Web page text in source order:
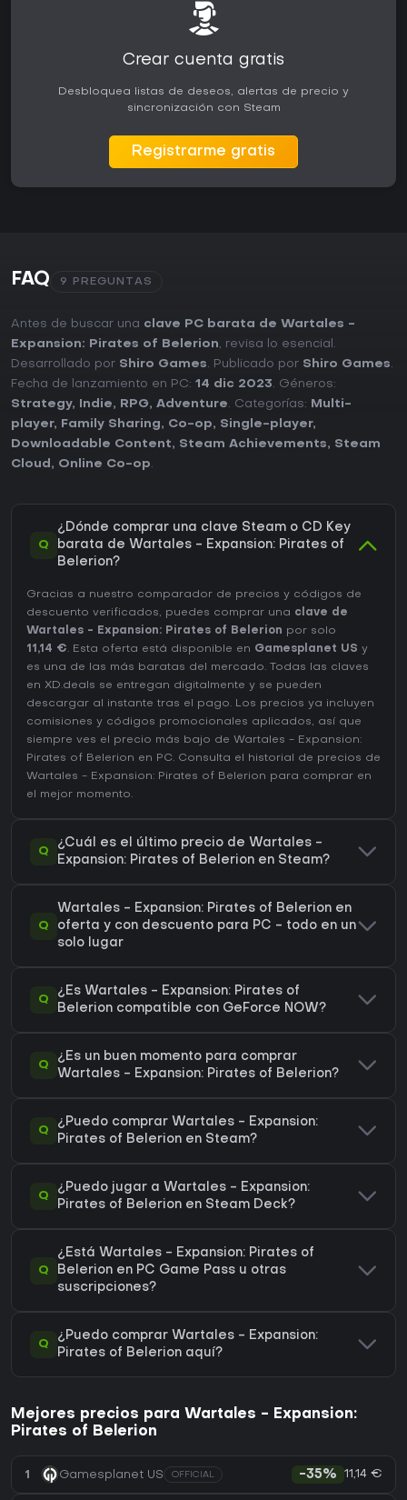
Crear cuenta gratis
Desbloquea listas de deseos, alertas de precio y
sincronización con Steam
Registrarme gratis
FAQ 9 PREGUNTAS
Antes de buscar una clave PC barata de Wartales -
Expansion: Pirates of Belerion, revisa lo esencial.
Desarrollado por Shiro Games. Publicado por Shiro Games.
Fecha de lanzamiento en PC: 14 dic 2023. Géneros:
Strategy, Indie, RPG, Adventure. Categorías:
Multi-
player, Family Sharing, Co-op, Single-player,
Downloadable Content, Steam Achievements, Steam
Cloud , Online Co-op.
Q
¿Dónde comprar una clave Steam o CD Key
barata de Wartales - Expansion: Pirates of
Belerion?
Gracias a nuestro comparador de precios y códigos de
descuento verificados, puedes comprar una clave de
Wartales - Expansion: Pirates of Belerion por solo
11,14 €. Esta oferta está disponible en Gamesplanet US y
es una de las más baratas del mercado. Todas las claves
en XD.deals se entregan digitalmente y se pueden
descargar al instante tras el pago. Los precios ya incluyen
comisiones y códigos promocionales aplicados, así que
siempre ves el precio más bajo de Wartales - Expansion:
Pirates of Belerion en PC. Consulta el
historial de precios de
Wartales - Expansion: Pirates of Belerion para comprar en
el mejor momento.
Q
¿Cuál es el último precio de Wartales -
Expansion: Pirates of Belerion en Steam?
Q
Wartales - Expansion: Pirates of Belerion en
oferta y con descuento para PC - todo en un
solo lugar
Q
¿Es Wartales - Expansion: Pirates of
Belerion compatible con GeForce NOW?
Q
¿Es un buen momento para comprar
Wartales - Expansion: Pirates of Belerion?
Q
¿Puedo comprar Wartales - Expansion:
Pirates of Belerion en Steam?
Q
¿Puedo jugar a Wartales - Expansion:
Pirates of Belerion en Steam Deck?
Q
¿Está Wartales - Expansion: Pirates of
Belerion en PC Game Pass u otras
suscripciones?
Q
¿Puedo comprar Wartales - Expansion:
Pirates of Belerion aquí?
Mejores precios para Wartales - Expansion:
Pirates of Belerion
1 Gamesplanet US OFFICIAL -35% 11,14 €